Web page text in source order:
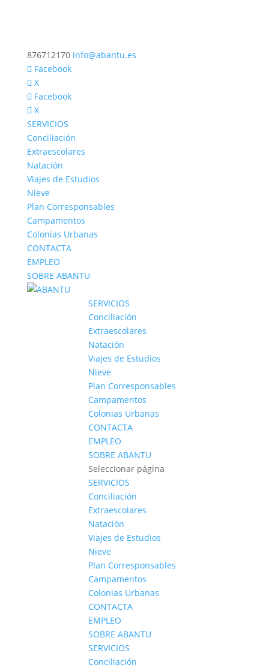
876712170 info@abantu.es
Facebook
X
Facebook
X
SERVICIOS
Conciliación
Extraescolares
Natación
Viajes de Estudios
Nieve
Plan Corresponsables
Campamentos
Colonias Urbanas
CONTACTA
EMPLEO
SOBRE ABANTU
SERVICIOS
Conciliación
Extraescolares
Natación
Viajes de Estudios
Nieve
Plan Corresponsables
Campamentos
Colonias Urbanas
CONTACTA
EMPLEO
SOBRE ABANTU
Seleccionar página
SERVICIOS
Conciliación
Extraescolares
Natación
Viajes de Estudios
Nieve
Plan Corresponsables
Campamentos
Colonias Urbanas
CONTACTA
EMPLEO
SOBRE ABANTU
SERVICIOS
Conciliación